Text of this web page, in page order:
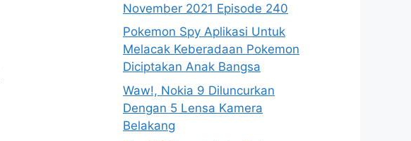
November 2021 Episode 240
Pokemon Spy Aplikasi Untuk
Melacak Keberadaan Pokemon
Diciptakan Anak Bangsa
Waw!, Nokia 9 Diluncurkan
Dengan 5 Lensa Kamera
Belakang